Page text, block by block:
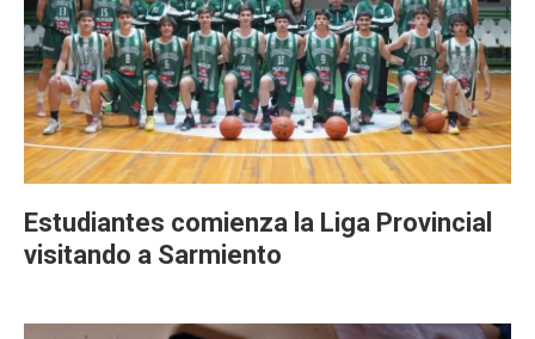
Estudiantes comienza la Liga Provincial
visitando a Sarmiento